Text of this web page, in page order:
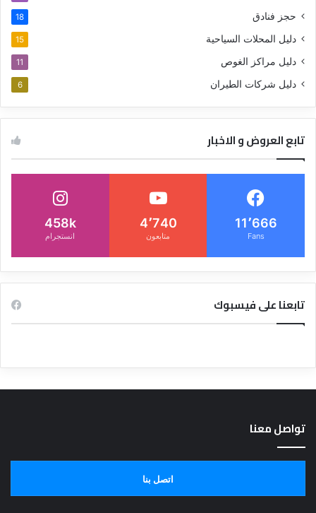
حجز فنادق 18
دليل المحلات السياحية 15
دليل مراكز الغوص 11
دليل شركات الطيران 6
تابع العروض و الاخبار
11٬666
Fans
4٬740
متابعون
458k
انستجرام
تابعنا على فيسبوك
تواصل معنا
اتصل بنا